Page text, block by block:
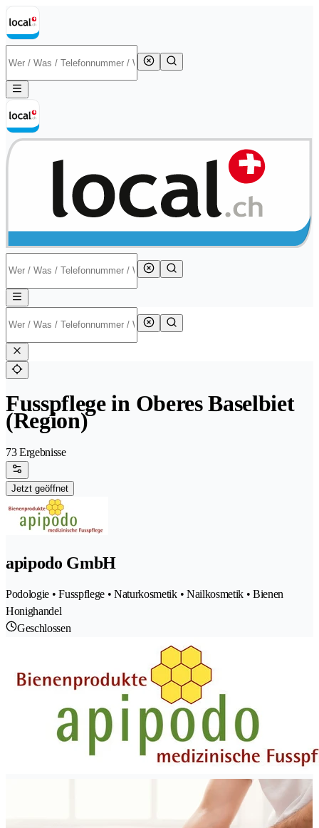
Fusspflege in Oberes Baselbiet
(Region)
73 Ergebnisse
Jetzt geöffnet
apipodo GmbH
Podologie • Fusspflege • Naturkosmetik • Nailkosmetik • Bienen
Honighandel
Geschlossen